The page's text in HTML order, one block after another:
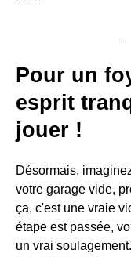
Pour un
esprit
jouer !
Désormais,
votre garage vide,
ça, c'est une vraie
étape est passée,
un vrai